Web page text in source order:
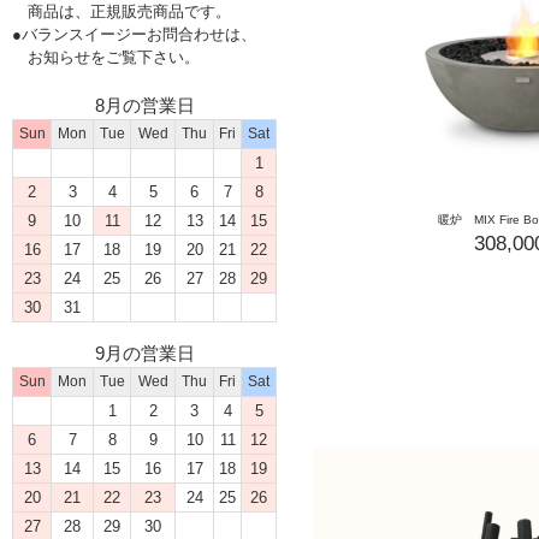
商品は、正規販売商品です。
●バランスイージーお問合わせは、
お知らせをご覧下さい。
8月の営業日
Sun Mon Tue Wed Thu Fri Sat
1
2
3 4 5 6 7
8
9
10 11 12 13 14
15
16
17 18 19 20 21
22
23
24 25 26 27 28
29
30
31
9月の営業日
Sun Mon Tue Wed Thu Fri Sat
1 2 3 4
5
6
7 8 9 10 11
12
13
14 15 16 17 18
19
20
21 22 23 24 25
26
27
28 29 30
暖炉 MIX Fire